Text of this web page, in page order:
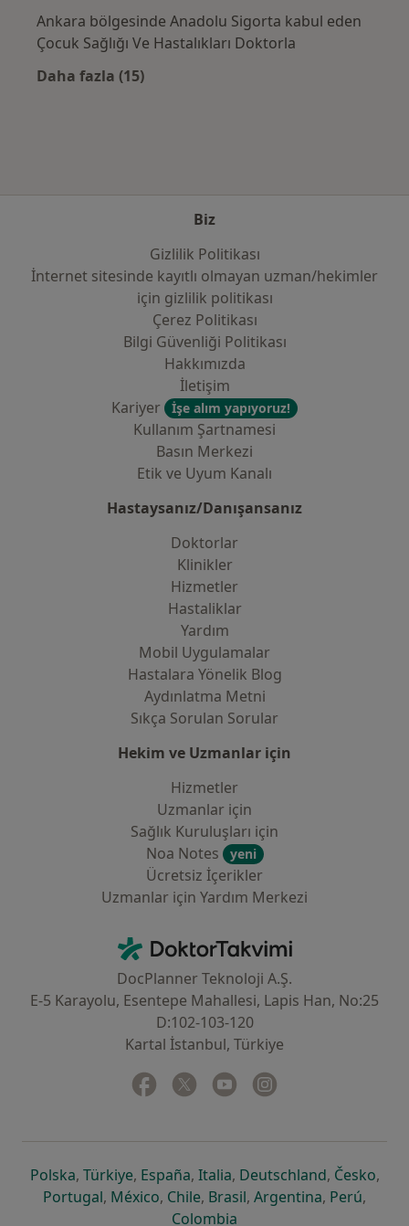
Ankara bölgesinde Anadolu Sigorta kabul eden
Çocuk Sağlığı Ve Hastalıkları Doktorla
Daha fazla (15)
Biz
Gizlilik Politikası
İnternet sitesinde kayıtlı olmayan uzman/hekimler
i̇çin gizlilik politikası
Çerez Politikası
Bilgi Güvenliği Politikası
Hakkımızda
İletişim
Kariyer
İşe alım yapıyoruz!
Kullanım Şartnamesi
Basın Merkezi
Etik ve Uyum Kanalı
Hastaysanız/Danışansanız
Doktorlar
Klinikler
Hizmetler
Hastaliklar
Yardım
Mobil Uygulamalar
Hastalara Yönelik Blog
Aydınlatma Metni
Sıkça Sorulan Sorular
Hekim ve Uzmanlar için
Hizmetler
Uzmanlar için
Sağlık Kuruluşları için
Noa Notes
yeni
Ücretsiz İçerikler
Uzmanlar için Yardım Merkezi
DoktorTakvimi - Ana Sayfa
DocPlanner Teknoloji A.Ş.
E-5 Karayolu, Esentepe Mahallesi, Lapis Han, No:25
D:102-103-120
Kartal İstanbul, Türkiye
Facebook
yeni bir sekmede açılır
Twitter
yeni bir sekmede açılır
Youtube
yeni bir sekmede açılır
Polskayeni bir sekmede açılır
, Türkiyeyeni bir sekmede açılır
, Españayeni bir sekmede açılır
, Italiayeni bir sekmede açılır
, Deutschlandyeni bir
, Českoyeni
,
Portugalyeni bir sekmede açılır
, Méxicoyeni bir sekmede açılır
, Chileyeni bir sekmede açılır
, Brasilyeni bir sekmede açılır
, Argentinayeni bir
, Perúyeni
,
Colombia